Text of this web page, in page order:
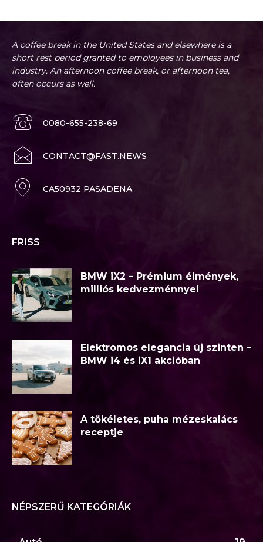
A coffee break in the United States and elsewhere is a
short rest period granted to employees in business and
industry. An afternoon coffee break, or afternoon tea,
often occurs as well.
0080-655-238-69
CONTACT@FAST.NEWS
CA50932 PASADENA
FRISS
BMW iX2 – Prémium élmények,
milliós kedvezménnyel
Elektromos elegancia új szinten –
BMW i4 és iX1 akcióban
A tökéletes, puha mézeskalács
receptje
NÉPSZERŰ KATEGÓRIÁK